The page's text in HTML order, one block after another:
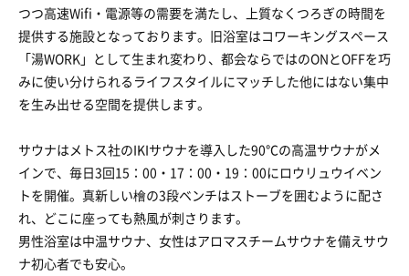
つつ高速Wifi・電源等の需要を満たし、上質なくつろぎの時間を
提供する施設となっております。旧浴室はコワーキングスペース
「湯WORK」として生まれ変わり、都会ならではのONとOFFを巧
みに使い分けられるライフスタイルにマッチした他にはない集中
を生み出せる空間を提供します。
サウナはメトス社のIKIサウナを導入した90℃の高温サウナがメ
インで、毎日3回15：00・17：00・19：00にロウリュウイベン
トを開催。真新しい檜の3段ベンチはストーブを囲むように配さ
れ、どこに座っても熱風が刺さります。
男性浴室は中温サウナ、女性はアロマスチームサウナを備えサウ
ナ初心者でも安心。